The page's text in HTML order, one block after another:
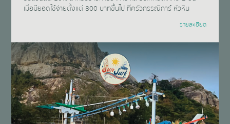
เมื่อมียอดใช้จ่ายตั้งแต่ 800 บาทขึ้นไป ที่ครัวกรรณิการ์ หัวหิน
รายละเอียด